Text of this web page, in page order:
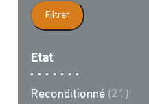
Filtrer
Etat
Reconditionné (21)